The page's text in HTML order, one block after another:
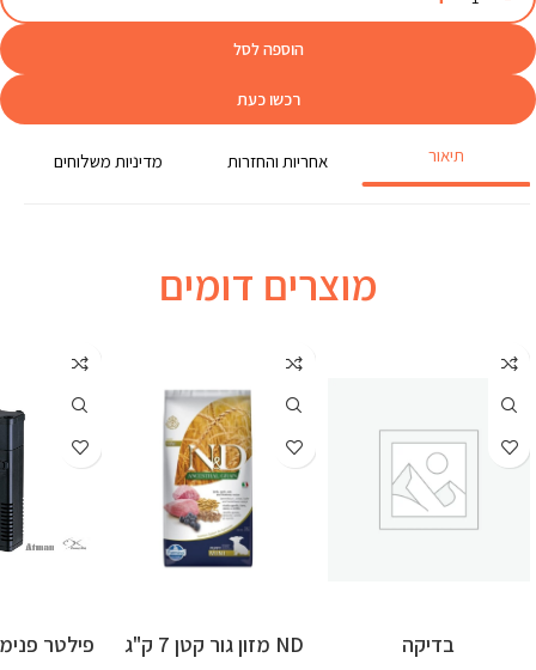
הוספה לסל
רכשו כעת
תיאור אחריות והחזרות מדיניות משלוחים
מוצרים דומים
בדיקה ND מזון גור קטן 7 ק"ג